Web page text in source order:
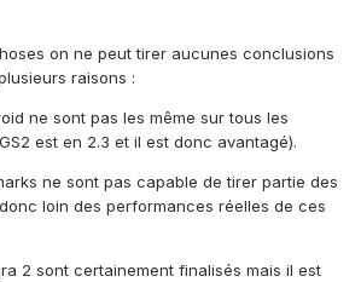
on ne peut tirer aucunes conclusions
raisons :
ne sont pas les même sur tous les
est en 2.3 et il est donc avantagé).
ne sont pas capable de tirer partie des
loin des performances réelles de ces
2 sont certainement finalisés mais il est